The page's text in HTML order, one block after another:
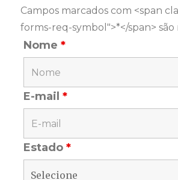
Campos marcados com <span
forms-req-symbol">*</span>
Nome*
E-mail*
Estado*